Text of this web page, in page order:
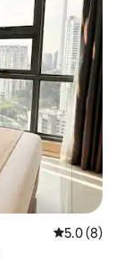
從 8 則評
5.0 (8)